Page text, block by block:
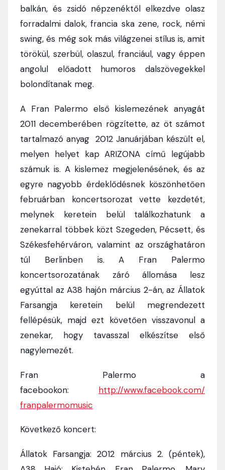
balkán, és zsidó népzenéktől elkezdve olasz
forradalmi dalok, francia ska zene, rock, némi
swing, és még sok más világzenei stílus is, amit
törökül, szerbül, olaszul, franciául, vagy éppen
angolul előadott humoros dalszövegekkel
bolondítanak meg.
A Fran Palermo első kislemezének anyagát
2011 decemberében rögzítette, az öt számot
tartalmazó anyag 2012 Januárjában készült el,
melyen helyet kap ARIZONA című legújabb
számuk is. A kislemez megjelenésének, és az
egyre nagyobb érdeklődésnek köszönhetően
februárban koncertsorozat vette kezdetét,
melynek keretein belül találkozhatunk a
zenekarral többek közt Szegeden, Pécsett, és
Székesfehérváron, valamint az országhatáron
túl Berlinben is. A Fran Palermo
koncertsorozatának záró állomása lesz
egyúttal az A38 hajón március 2-án, az Állatok
Farsangja keretein belül megrendezett
fellépésük, majd ezt követően visszavonul a
zenekar, hogy tavasszal elkészítse első
nagylemezét.
Fran Palermo a
facebookon: http://www.facebook.com/
franpalermomusic
Következő koncert:
Állatok Farsangja: 2012 március 2. (péntek),